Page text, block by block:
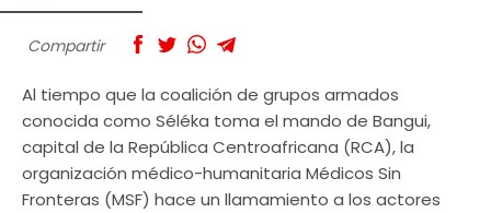
Compartir
Al tiempo que la coalición de grupos armados
conocida como Séléka toma el mando de Bangui,
capital de la República Centroafricana (RCA), la
organización médico-humanitaria Médicos Sin
Fronteras (MSF) hace un llamamiento a los actores